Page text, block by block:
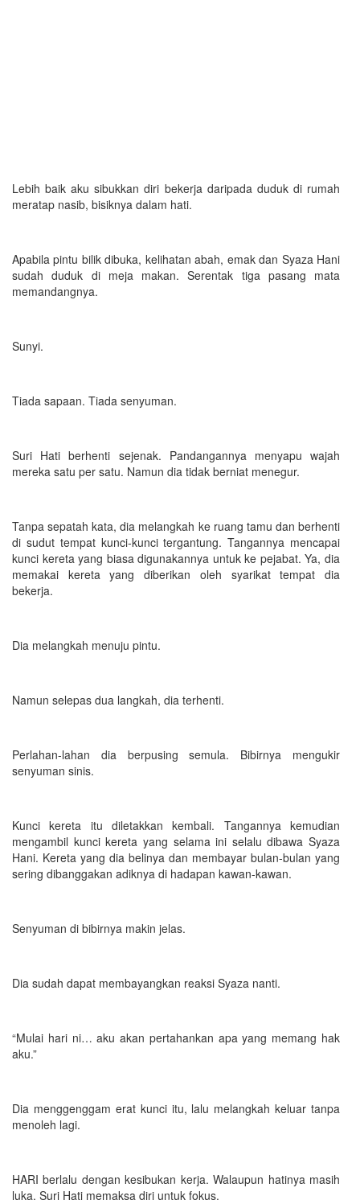
Lebih baik aku sibukkan diri bekerja daripada duduk di rumah
meratap nasib, bisiknya dalam hati.
Apabila pintu bilik dibuka, kelihatan abah, emak dan Syaza Hani
sudah duduk di meja makan. Serentak tiga pasang mata
memandangnya.
Sunyi.
Tiada sapaan. Tiada senyuman.
Suri Hati berhenti sejenak. Pandangannya menyapu wajah
mereka satu per satu. Namun dia tidak berniat menegur.
Tanpa sepatah kata, dia melangkah ke ruang tamu dan berhenti
di sudut tempat kunci-kunci tergantung. Tangannya mencapai
kunci kereta yang biasa digunakannya untuk ke pejabat. Ya, dia
memakai kereta yang diberikan oleh syarikat tempat dia
bekerja.
Dia melangkah menuju pintu.
Namun selepas dua langkah, dia terhenti.
Perlahan-lahan dia berpusing semula. Bibirnya mengukir
senyuman sinis.
Kunci kereta itu diletakkan kembali. Tangannya kemudian
mengambil kunci kereta yang selama ini selalu dibawa Syaza
Hani. Kereta yang dia belinya dan membayar bulan-bulan yang
sering dibanggakan adiknya di hadapan kawan-kawan.
Senyuman di bibirnya makin jelas.
Dia sudah dapat membayangkan reaksi Syaza nanti.
“Mulai hari ni… aku akan pertahankan apa yang memang hak
aku.”
Dia menggenggam erat kunci itu, lalu melangkah keluar tanpa
menoleh lagi.
HARI berlalu dengan kesibukan kerja. Walaupun hatinya masih
luka, Suri Hati memaksa diri untuk fokus.